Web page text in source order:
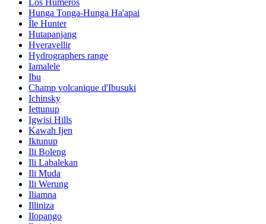
Hunga Tonga-Hunga Ha'apai
Île Hunter
Hutapanjang
Hveravellir
Hydrographers range
Iamalele
Ibu
Champ volcanique d'Ibusuki
Ichinsky
Iettunup
Igwisi Hills
Kawah Ijen
Iktunup
Ili Boleng
Ili Labalekan
Ili Muda
Ili Werung
Iliamna
Illiniza
Ilopango